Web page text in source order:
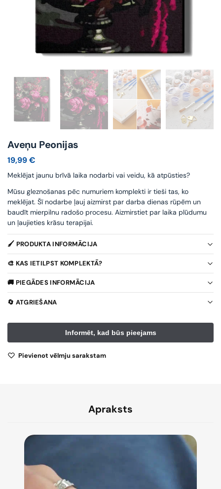
Aveņu Peonijas
19,99€
Meklējat jaunu brīvā laika nodarbi vai veidu, kā atpūsties?
Mūsu gleznošanas pēc numuriem komplekti ir tieši tas, ko
meklējat. Šī nodarbe ļauj aizmirst par darba dienas rūpēm un
baudīt mierpilnu radošo procesu. Aizmirstiet par laika plūdumu
un ļaujieties krāsu terapijai.
🖌️ PRODUKTA INFORMĀCIJA
🎨 KAS IETILPST KOMPLEKTĀ?
🚚 PIEGĀDES INFORMĀCIJA
🔄 ATGRIEŠANA
Pievienot vēlmju sarakstam
Apraksts